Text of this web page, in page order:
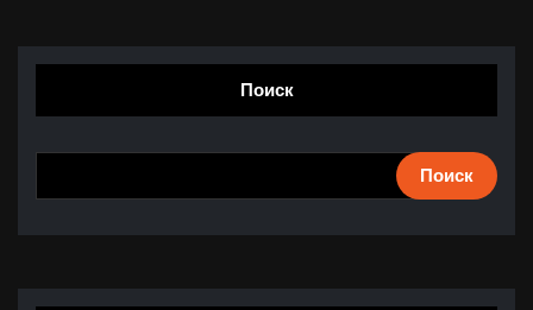
Поиск
Поиск